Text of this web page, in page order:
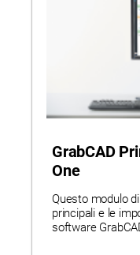
GrabCAD
One
Questo modulo
principali e le
software